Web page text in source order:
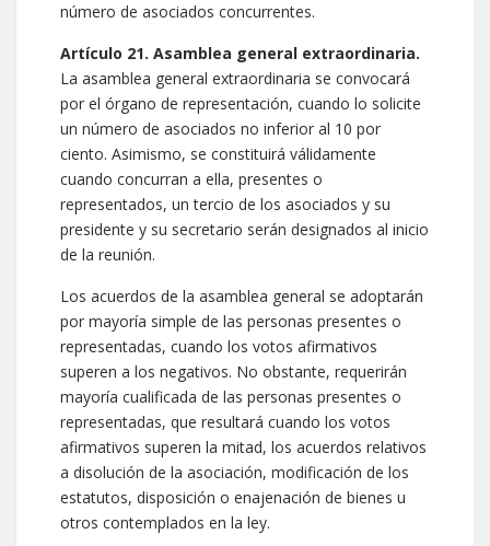
número de asociados concurrentes.
Artículo 21. Asamblea general extraordinaria.
La asamblea general extraordinaria se convocará
por el órgano de representación, cuando lo solicite
un número de asociados no inferior al 10 por
ciento. Asimismo, se constituirá válidamente
cuando concurran a ella, presentes o
representados, un tercio de los asociados y su
presidente y su secretario serán designados al inicio
de la reunión.
Los acuerdos de la asamblea general se adoptarán
por mayoría simple de las personas presentes o
representadas, cuando los votos afirmativos
superen a los negativos. No obstante, requerirán
mayoría cualificada de las personas presentes o
representadas, que resultará cuando los votos
afirmativos superen la mitad, los acuerdos relativos
a disolución de la asociación, modificación de los
estatutos, disposición o enajenación de bienes u
otros contemplados en la ley.